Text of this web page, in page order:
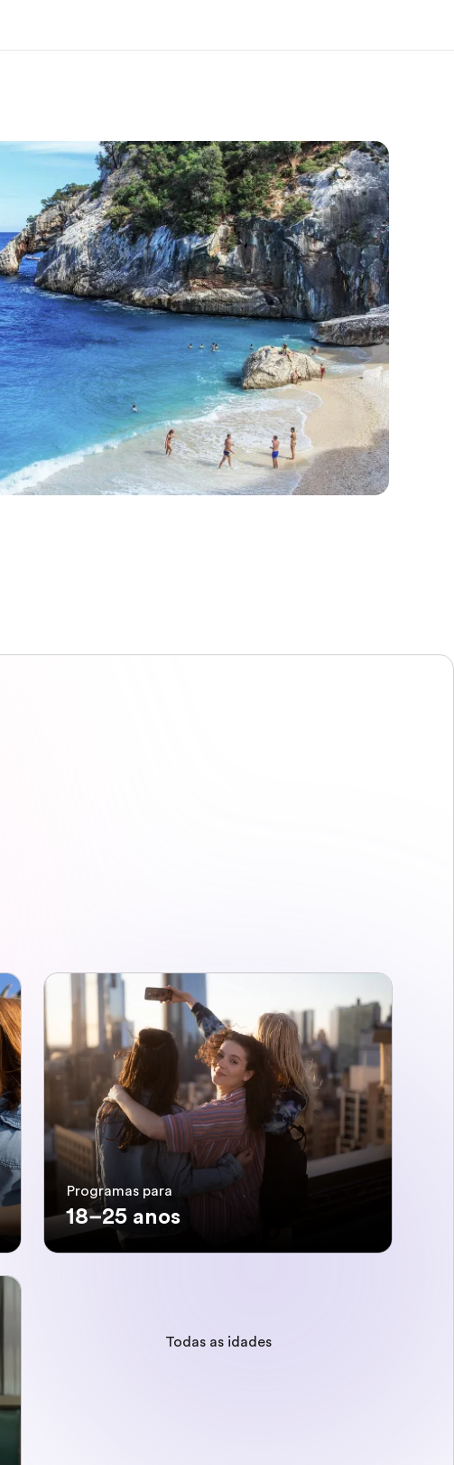
Quem somos Junte-se a nós
Programas para
18–25 anos
Todas as idades